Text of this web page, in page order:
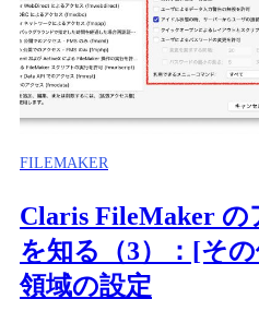
FILEMAKER
Claris FileMaker の
を知る（3）：[そ
領域の設定